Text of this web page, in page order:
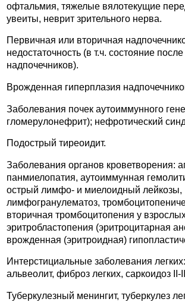
офтальмия, тяжелые вялотекущие
увеиты, неврит зрительного нерва.
Первичная или вторичная
недостаточность (в т.ч. состояние
надпочечников).
Врожденная гиперплазия
Заболевания почек аутоиммунного
гломерулонефрит); нефротический
Подострый тиреоидит.
Заболевания органов кроветворения:
панмиелопатия, аутоиммунная
острый лимфо- и миелоидный лейкозы,
лимфогранулематоз,
вторичная тромбоцитопения у
эритробластопения (эритроцитарная
врожденная (эритроидная)
Интерстициальные заболевания
альвеолит, фиброз легких, саркоидоз II-
Туберкулезный менингит, туберкулез